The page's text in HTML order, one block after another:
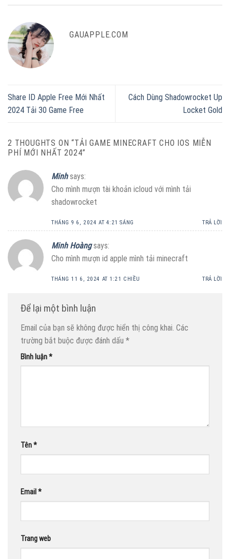
GAUAPPLE.COM
Share ID Apple Free Mới Nhất
2024 Tải 30 Game Free
Cách Dùng Shadowrocket Up
Locket Gold
2 THOUGHTS ON “TẢI GAME MINECRAFT CHO IOS MIỄN
PHÍ MỚI NHẤT 2024”
Minh says:
Cho mình mượn tài khoản icloud với mình tải
shadowrocket
THÁNG 9 6, 2024 AT 4:21 SÁNG TRẢ LỜI
Minh Hoàng says:
Cho mình mượn id apple mình tải minecraft
THÁNG 11 6, 2024 AT 1:21 CHIỀU TRẢ LỜI
Để lại một bình luận
Email của bạn sẽ không được hiển thị công khai. Các
trường bắt buộc được đánh dấu *
Bình luận*
Tên*
Email *
Trang web